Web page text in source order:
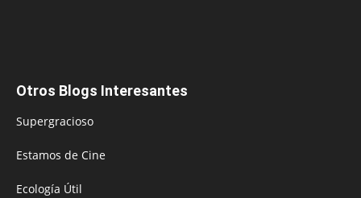
Otros Blogs Interesantes
Supergracioso
Estamos de Cine
Ecología Útil